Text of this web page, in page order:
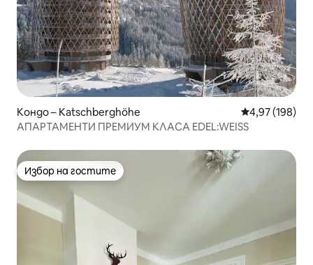
Кондо – Katschberghöhe Средна
4,97 (198)
АПАРТАМЕНТИ ПРЕМИУМ КЛАСА EDEL:WEISS
Избор на гостите
Избор на гостите